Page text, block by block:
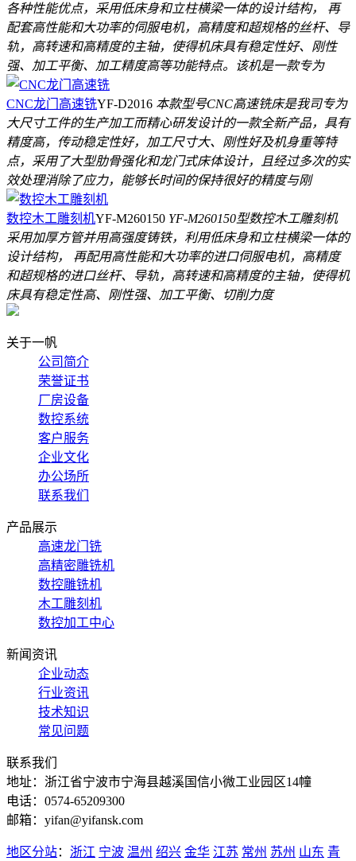
各种性能优点，采用低床身和立柱横梁一体的设计结构， 再
配套高性能和大功率的伺服电机，高精度和超规格的丝杆、导
轨，高转速和高精度的主轴，使得机床具有稳定性好、刚性
强、加工平衡、加工精度高等功能特点。该机是一款专为
CNC龙门高速铣YF-D2016 本款型号CNC高速铣床是我司专为
大尺寸工件的生产加工而精心研发设计的一款全新产品，具有
精度高，传动稳定性好，加工尺寸大、刚性好及机身重等特
点，采用了大型肋骨强化和龙门式床体设计，且经过多次的实
效处理消除了应力，能够长时间的保持很好的精度与刚
数控木工雕刻机YF-M260150 YF-M260150型数控木工雕刻机
采用加厚方管并用高强度铸铁，利用低床身和立柱横梁一体的
设计结构， 再配用高性能和大功率的进口伺服电机，高精度
和超规格的进口丝杆、导轨，高转速和高精度的主轴，使得机
床具有稳定性高、刚性强、加工平衡、切削力度
关于一帆
公司简介
荣誉证书
厂房设备
数控系统
客户服务
企业文化
办公场所
联系我们
产品展示
高速龙门铣
高精密雕铣机
数控雕铣机
木工雕刻机
数控加工中心
新闻资讯
企业动态
行业资讯
技术知识
常见问题
联系我们
地址：浙江省宁波市宁海县越溪国信小微工业园区14幢
电话：0574-65209300
邮箱：yifan@yifansk.com
地区分站： 浙江 宁波 温州 绍兴 金华 江苏 常州 苏州 山东 青